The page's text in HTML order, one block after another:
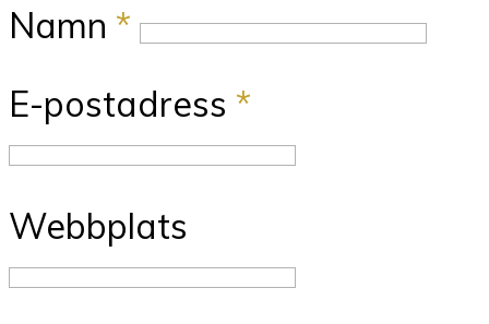
Namn *
E-postadress *
Webbplats